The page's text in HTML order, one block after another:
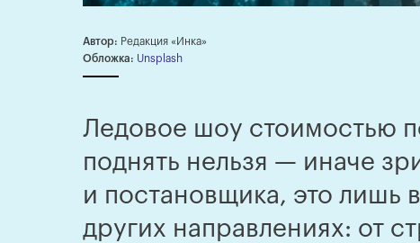
Автор: Редакция «Инка»
Обложка: Unsplash
Ледовое шоу стоимостью
поднять нельзя — иначе
и постановщика, это лишь
других направлениях: от